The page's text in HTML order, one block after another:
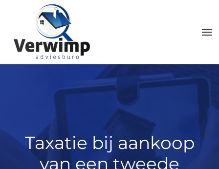
Skip to main content
Taxatie bij aankoop
van een tweede